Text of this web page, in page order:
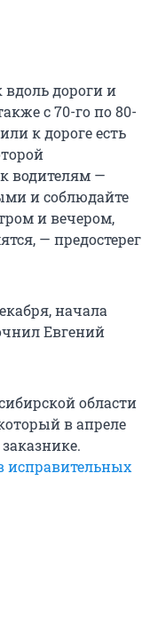
дороги и
с 70-го по 80-
к дороге есть
водителям —
и соблюдайте
и вечером,
— предостерег
начала
Евгений
области
в апреле
исправительных